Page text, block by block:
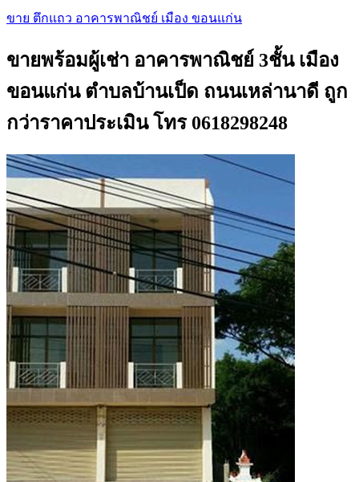
ขาย ตึกแถว อาคารพาณิชย์ เมือง ขอนแก่น
ขายพร้อมผู้เช่า อาคารพาณิชย์ 3ชั้น เมือง
ขอนแก่น ตำบลบ้านเป็ด ถนนเหล่านาดี ถูก
กว่าราคาประเมิน โทร 0618298248